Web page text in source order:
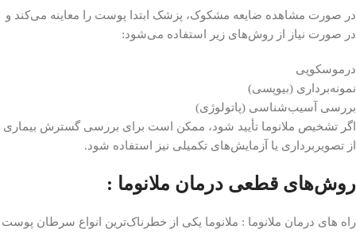
در صورت مشاهده ضایعه مشکوک، پزشک ابتدا پوست را معاینه می‌کند و
در صورت نیاز از روش‌های زیر استفاده می‌شود:
درموسکوپی
نمونه‌برداری (بیوپسی)
بررسی آسیب‌شناسی (پاتولوژی)
اگر تشخیص ملانوما تأیید شود، ممکن است برای بررسی گسترش بیماری
از تصویربرداری یا آزمایش‌های تکمیلی نیز استفاده شود.
روش‌های قطعی درمان ملانوما :
راه های درمان ملانوما : ملانوما یکی از خطرناک‌ترین انواع سرطان پوست